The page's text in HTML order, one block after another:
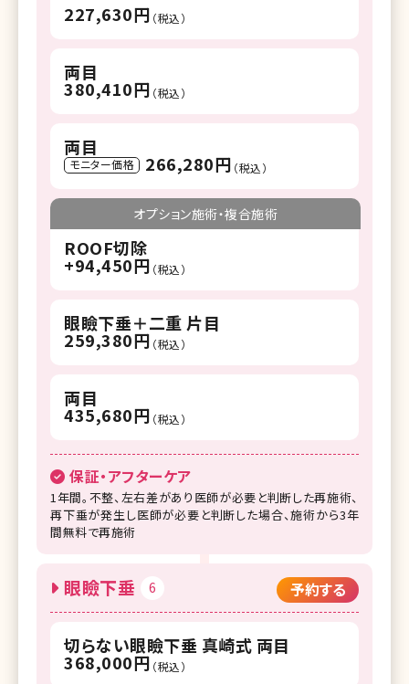
227,630円 （税込）
両目
380,410円 （税込）
両目
モニター価格 266,280円 （税込）
オプション施術・複合施術
ROOF切除
+94,450円 （税込）
眼瞼下垂＋二重 片目
259,380円 （税込）
両目
435,680円 （税込）
保証・アフターケア
1年間。不整、左右差があり医師が必要と判断した再施術、
再下垂が発生し医師が必要と判断した場合、施術から3年
間無料で再施術
眼瞼下垂 6 予約する
切らない眼瞼下垂 真崎式 両目
368,000円 （税込）